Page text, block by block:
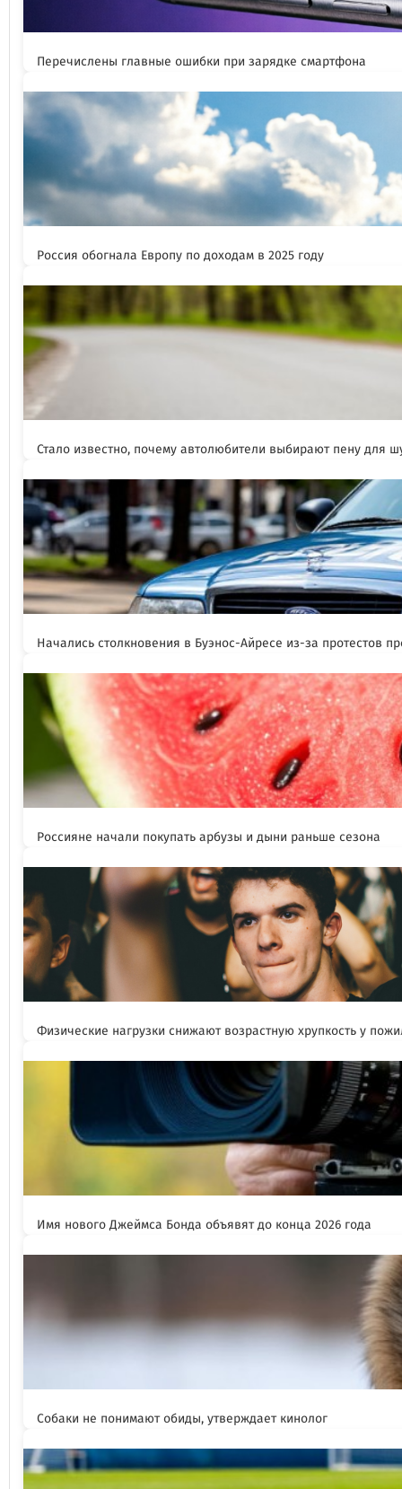
Перечислены главные ошибки при зарядке смартфона
Россия обогнала Европу по доходам в 2025 году
Стало известно, почему автолюбители выбирают пену для
Начались столкновения в Буэнос-Айресе из-за протестов
Россияне начали покупать арбузы и дыни раньше сезона
Физические нагрузки снижают возрастную хрупкость у
Имя нового Джеймса Бонда объявят до конца 2026 года
Собаки не понимают обиды, утверждает кинолог